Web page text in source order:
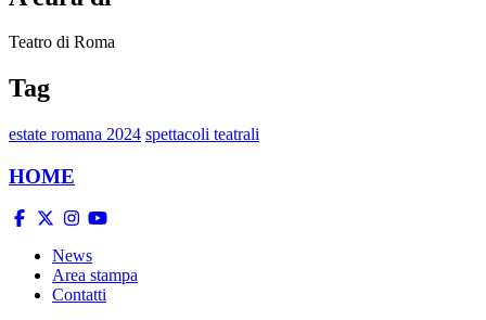
Teatro di Roma
Tag
estate romana 2024 spettacoli teatrali
HOME
News
Area stampa
Contatti